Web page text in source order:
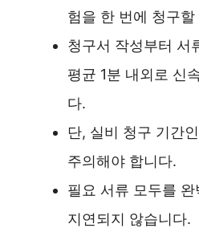
험을 한 번에 청구
청구서 작성부터 서
평균 1분 내외로 신
다.
단, 실비 청구 기간
주의해야 합니다.
필요 서류 모두를
지연되지 않습니다.